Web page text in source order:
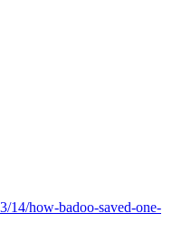
14/how-badoo-saved-one-